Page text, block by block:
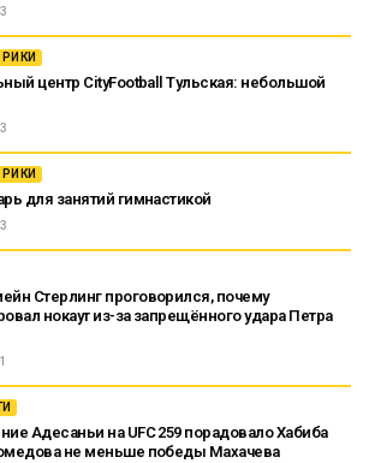
центр CityFootball Тульская: небольшой
для занятий гимнастикой
Стерлинг проговорился, почему
нокаут из-за запрещённого удара Петра
Адесаньи на UFC 259 порадовало Хабиба
не меньше победы Махачева